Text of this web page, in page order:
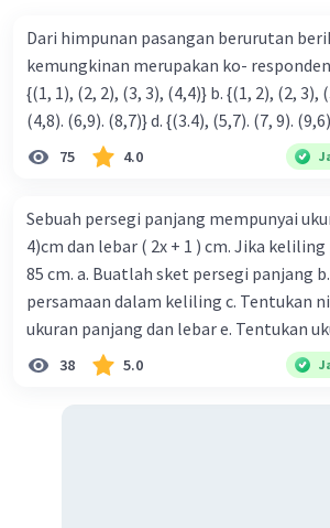
Dari himpunan pasangan berurutan
kemungkinan merupakan ko- respondensi satu-satu? a.
{(1, 1), (2, 2), (3, 3), (4,4)} b. {(1, 2), (2, 3), (3, 4). (4,5)} c. {(2,7).
(4,8). (6,9). (8,7)} d. {(3.4), (5,7). (7, 9).
75 4.0
Sebuah persegi panjang mempunyai
4)cm dan lebar ( 2x + 1 ) cm. Jika
85 cm. a. Buatlah sket persegi panjang
persamaan dalam keliling c. Tentukan
ukuran panjang dan lebar e. Tentukan
38 5.0